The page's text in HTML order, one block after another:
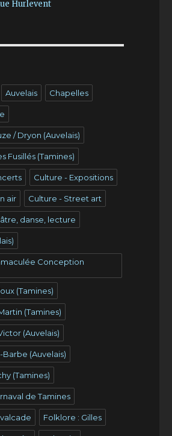
Hurlevent
Auvelais Chapelles
/ Dryon (Auvelais)
Fusillés (Tamines)
Culture - Expositions
air Culture - Street art
danse, lecture
Conception
(Tamines)
(Tamines)
(Auvelais)
Barbe (Auvelais)
(Tamines)
de Tamines
Folklore : Gilles